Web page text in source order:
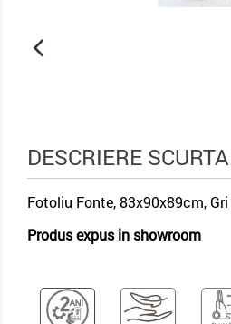
DESCRIERE SCURTA
Fotoliu Fonte, 83x90x89cm, Gri
Produs expus in showroom